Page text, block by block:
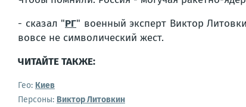
- сказал "РГ" военный эксперт Виктор
вовсе не символический жест.
ЧИТАЙТЕ ТАКЖЕ:
Гео: Киев
Персоны: Виктор Литовкин